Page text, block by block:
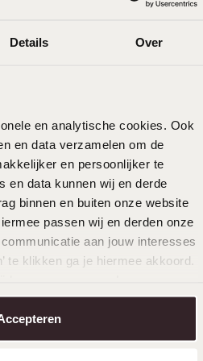
Details Over
en analytische cookies. Ook
en data verzamelen om de
en persoonlijker te
en data kunnen wij en derde
binnen en buiten onze website
passen wij en derden onze
aan jouw interesses
te klikken ga je hiermee akkoord.
.
oorbellen
meer
& bestel
jou